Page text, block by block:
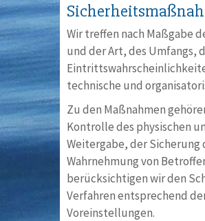
Wir treffen nach Maßgabe
und der Art, des Umfangs,
technische und
Zu den Maßnahmen
Kontrolle des physischen
Weitergabe, der Sicherung
Wahrnehmung von
berücksichtigen wir den
Verfahren entsprechend
Voreinstellungen.